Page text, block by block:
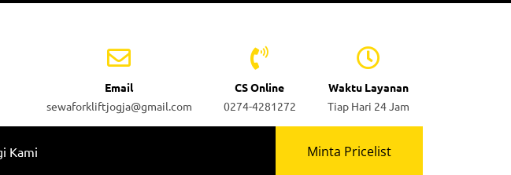
Email
sewaforkliftjogja@gmail.com
CS Online
0274-4281272
Waktu Layanan
Tiap Hari 24 Jam
Kami Minta Pricelist